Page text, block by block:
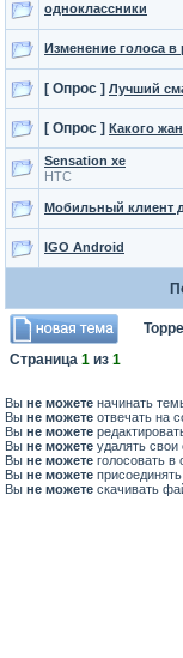
одноклассники
Изменение голоса
[ Опрос ] Лучший
[ Опрос ] Какого
Sensation xe
HTC
Мобильный клиент
IGO Android
Страница 1 из 1
Вы не можете начинать
Вы не можете отвечать на
Вы не можете
Вы не можете удалять
Вы не можете голосовать в
Вы не можете
Вы не можете скачивать